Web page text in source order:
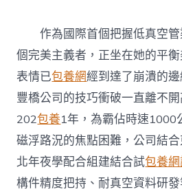
作為國際首個把握低真空
個完美主義者，正坐在她的平
表情已包養網經到達了崩潰的
豐橋公司的技巧衝破一直離不
202包養1年，為霸佔時速1000
磁浮路況的焦點困難，公司結
北年夜學配合組建結合試包養
構件精度把持、耐真空資料研